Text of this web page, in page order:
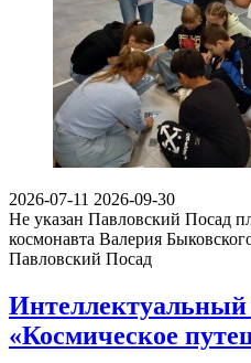
2026-07-11 2026-09-30
Не указан Павловский Посад
космонавта Валерия
Павловский Посад
Интеллектуальный
«Космическое